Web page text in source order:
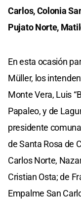
Carlos, Colonia
Pujato Norte,
En esta ocasión
Müller, los
Monte Vera, Luis
Papaleo, y de
presidente
de Santa Rosa de
Carlos Norte,
Cristian Osta; de
Empalme San